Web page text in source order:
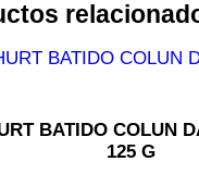
BATIDO COLUN
125 G